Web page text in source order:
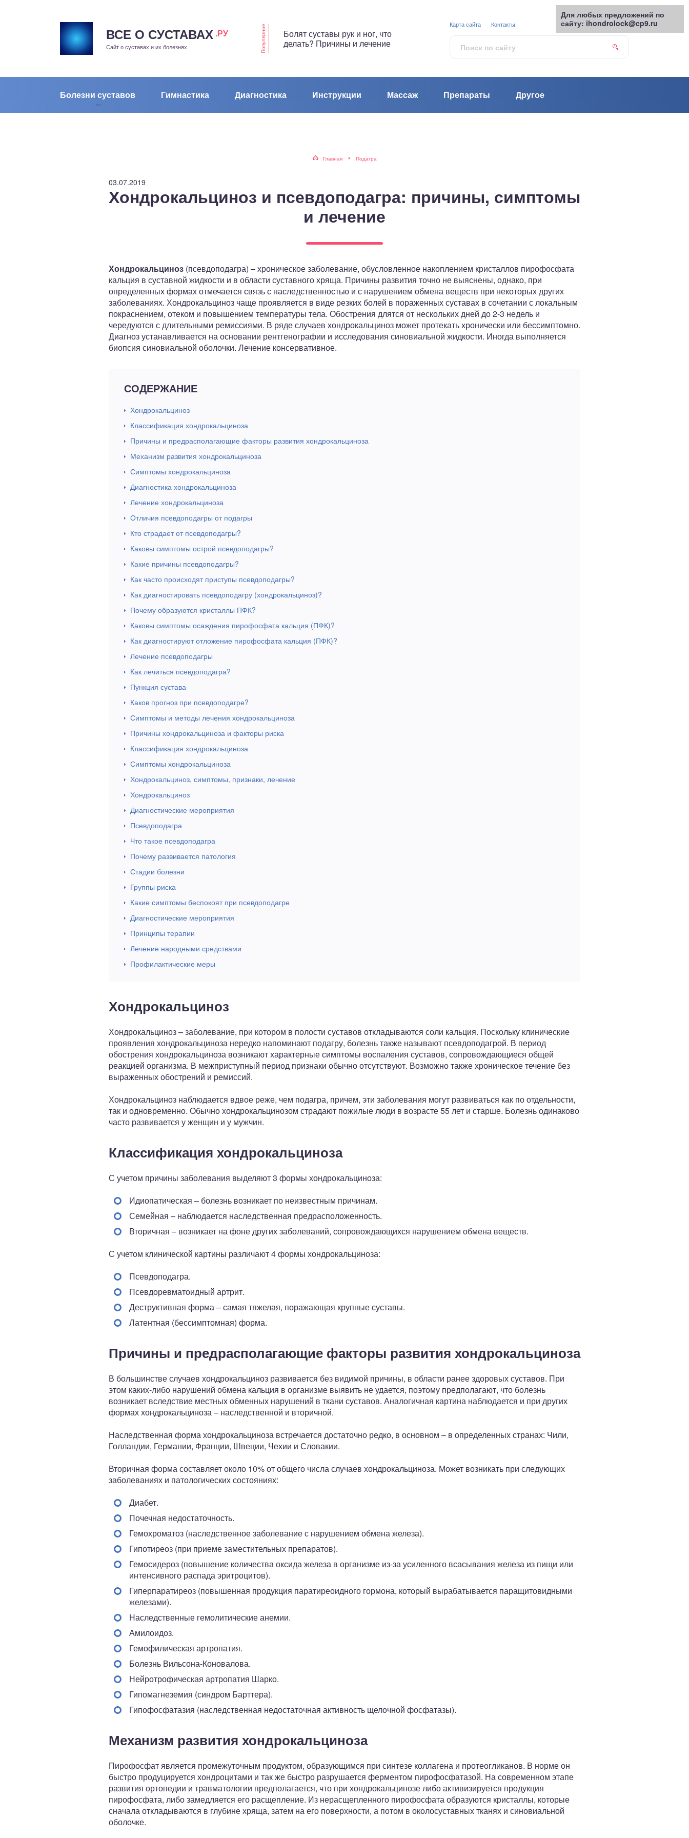
ВСЕ О СУСТАВАХ .РУ
Сайт о суставах и их болезнях Популярное
Болят суставы рук и ног, что
делать? Причины и лечение
Болезни суставов Гимнастика Диагностика Инструкции Массаж Препараты Другое
Карта сайта Контакты
Главная Подагра
03.07.2019
Хондрокальциноз и псевдоподагра: причины, симптомы
и лечение
Хондрокальциноз (псевдоподагра) – хроническое заболевание, обусловленное накоплением кристаллов пирофосфата
кальция в суставной жидкости и в области суставного хряща. Причины развития точно не выяснены, однако, при
определенных формах отмечается связь с наследственностью и с нарушением обмена веществ при некоторых других
заболеваниях. Хондрокальциноз чаще проявляется в виде резких болей в пораженных суставах в сочетании с локальным
покраснением, отеком и повышением температуры тела. Обострения длятся от нескольких дней до 2-3 недель и
чередуются с длительными ремиссиями. В ряде случаев хондрокальциноз может протекать хронически или бессимптомно.
Диагноз устанавливается на основании рентгенографии и исследования синовиальной жидкости. Иногда выполняется
биопсия синовиальной оболочки. Лечение консервативное.
СОДЕРЖАНИЕ
Хондрокальциноз
Классификация хондрокальциноза
Причины и предрасполагающие факторы развития хондрокальциноза
Механизм развития хондрокальциноза
Симптомы хондрокальциноза
Диагностика хондрокальциноза
Лечение хондрокальциноза
Отличия псевдоподагры от подагры
Кто страдает от псевдоподагры?
Каковы симптомы острой псевдоподагры?
Какие причины псевдоподагры?
Как часто происходят приступы псевдоподагры?
Как диагностировать псевдоподагру (хондрокальциноз)?
Почему образуются кристаллы ПФК?
Каковы симптомы осаждения пирофосфата кальция (ПФК)?
Как диагностируют отложение пирофосфата кальция (ПФК)?
Лечение псевдоподагры
Как лечиться псевдоподагра?
Пункция сустава
Каков прогноз при псевдоподагре?
Симптомы и методы лечения хондрокальциноза
Причины хондрокальциноза и факторы риска
Классификация хондрокальциноза
Симптомы хондрокальциноза
Хондрокальциноз, симптомы, признаки, лечение
Хондрокальциноз
Диагностические мероприятия
Псевдоподагра
Что такое псевдоподагра
Почему развивается патология
Стадии болезни
Группы риска
Какие симптомы беспокоят при псевдоподагре
Диагностические мероприятия
Принципы терапии
Лечение народными средствами
Профилактические меры
Хондрокальциноз
Хондрокальциноз – заболевание, при котором в полости суставов откладываются соли кальция. Поскольку клинические
проявления хондрокальциноза нередко напоминают подагру, болезнь также называют псевдоподагрой. В период
обострения хондрокальциноза возникают характерные симптомы воспаления суставов, сопровождающиеся общей
реакцией организма. В межприступный период признаки обычно отсутствуют. Возможно также хроническое течение без
выраженных обострений и ремиссий.
Хондрокальциноз наблюдается вдвое реже, чем подагра, причем, эти заболевания могут развиваться как по отдельности,
так и одновременно. Обычно хондрокальцинозом страдают пожилые люди в возрасте 55 лет и старше. Болезнь одинаково
часто развивается у женщин и у мужчин.
Классификация хондрокальциноза
С учетом причины заболевания выделяют 3 формы хондрокальциноза:
Идиопатическая – болезнь возникает по неизвестным причинам.
Семейная – наблюдается наследственная предрасположенность.
Вторичная – возникает на фоне других заболеваний, сопровождающихся нарушением обмена веществ.
С учетом клинической картины различают 4 формы хондрокальциноза:
Псевдоподагра.
Псевдоревматоидный артрит.
Деструктивная форма – самая тяжелая, поражающая крупные суставы.
Латентная (бессимптомная) форма.
Причины и предрасполагающие факторы развития хондрокальциноза
В большинстве случаев хондрокальциноз развивается без видимой причины, в области ранее здоровых суставов. При
этом каких-либо нарушений обмена кальция в организме выявить не удается, поэтому предполагают, что болезнь
возникает вследствие местных обменных нарушений в ткани суставов. Аналогичная картина наблюдается и при других
формах хондрокальциноза – наследственной и вторичной.
Наследственная форма хондрокальциноза встречается достаточно редко, в основном – в определенных странах: Чили,
Голландии, Германии, Франции, Швеции, Чехии и Словакии.
Вторичная форма составляет около 10% от общего числа случаев хондрокальциноза. Может возникать при следующих
заболеваниях и патологических состояниях:
Диабет.
Почечная недостаточность.
Гемохроматоз (наследственное заболевание с нарушением обмена железа).
Гипотиреоз (при приеме заместительных препаратов).
Гемосидероз (повышение количества оксида железа в организме из-за усиленного всасывания железа из пищи или
интенсивного распада эритроцитов).
Гиперпаратиреоз (повышенная продукция паратиреоидного гормона, который вырабатывается паращитовидными
железами).
Наследственные гемолитические анемии.
Амилоидоз.
Гемофилическая артропатия.
Болезнь Вильсона-Коновалова.
Нейротрофическая артропатия Шарко.
Гипомагнеземия (синдром Барттера).
Гипофосфатазия (наследственная недостаточная активность щелочной фосфатазы).
Механизм развития хондрокальциноза
Пирофосфат является промежуточным продуктом, образующимся при синтезе коллагена и протеогликанов. В норме он
быстро продуцируется хондроцитами и так же быстро разрушается ферментом пирофосфатазой. На современном этапе
развития ортопедии и травматологии предполагается, что при хондрокальцинозе либо активизируется продукция
пирофосфата, либо замедляется его расщепление. Из нерасщепленного пирофосфата образуются кристаллы, которые
сначала откладываются в глубине хряща, затем на его поверхности, а потом в околосуставных тканях и синовиальной
оболочке.
Для любых предложений по
сайту: ihondrolock@cp9.ru